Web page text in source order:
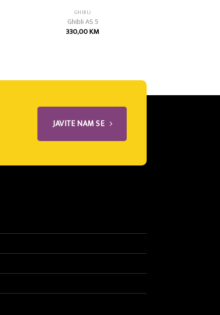
GHIBLI
Ghibli AS 5
330,00KM
JAVITE NAM SE